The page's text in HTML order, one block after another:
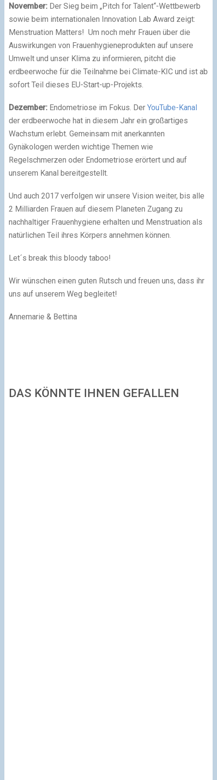
November: Der Sieg beim „Pitch for Talent“-Wettbewerb
sowie beim internationalen Innovation Lab Award zeigt:
Menstruation Matters! Um noch mehr Frauen über die
Auswirkungen von Frauenhygieneprodukten auf unsere
Umwelt und unser Klima zu informieren, pitcht die
erdbeerwoche für die Teilnahme bei Climate-KIC und ist ab
sofort Teil dieses EU-Start-up-Projekts.
Dezember:Endometriose im Fokus. Der YouTube-Kanal
der erdbeerwoche hat in diesem Jahr ein großartiges
Wachstum erlebt. Gemeinsam mit anerkannten
Gynäkologen werden wichtige Themen wie
Regelschmerzen oder Endometriose erörtert und auf
unserem Kanal bereitgestellt.
Und auch 2017 verfolgen wir unsere Vision weiter, bis alle
2 Milliarden Frauen auf diesem Planeten Zugang zu
nachhaltiger Frauenhygiene erhalten und Menstruation als
natürlichen Teil ihres Körpers annehmen können.
Let´s break this bloody taboo!
Wir wünschen einen guten Rutsch und freuen uns, dass ihr
uns auf unserem Weg begleitet!
Annemarie & Bettina
DAS KÖNNTE IHNEN GEFALLEN